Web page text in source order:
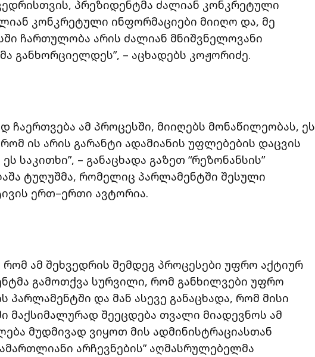
პრეზიდენტმა ძალიან კონკრეტული
კონკრეტული ინფორმაციები მიიღო და, მე
ჩართულობა არის ძალიან მნიშვნელოვანი
განხორციელდეს”, – აცხადებს კოჟორიძე.
ჩაერთვება ამ პროცესში, მიიღებს მონაწილეობას, ეს
ის არის გარანტი ადამიანის უფლებების დაცვის
საკითხი”, – განაცხადა გაზეთ “რეზონანსის”
ტუღუშმა, რომელიც პარლამენტში შესული
ერთ–ერთი ავტორია.
რომ ამ შეხვედრის შემდეგ პროცესები უფრო აქტიურ
გამოთქვა სურვილი, რომ განხილვები უფრო
პარლამენტში და მან ასევე განაცხადა, რომ მისი
მაქსიმალურად შეეცდება თვალი მიადევნოს ამ
მუდმივად ვიყოთ მის ადმინისტრაციასთან
არჩევნების” აღმასრულებელმა